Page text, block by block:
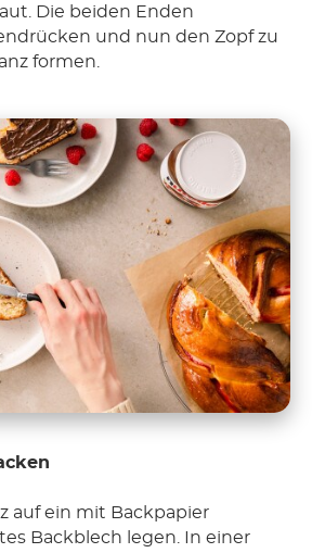
Die beiden Enden
und nun den Zopf zu
formen.
auf ein mit Backpapier
Backblech legen. In einer